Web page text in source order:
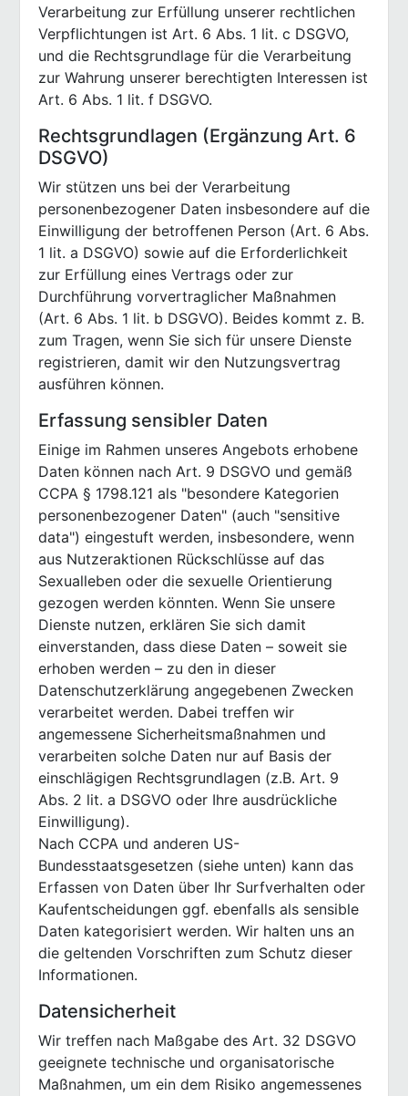
Verarbeitung zur Erfüllung unserer rechtlichen
Verpflichtungen ist Art. 6 Abs. 1 lit. c DSGVO,
und die Rechtsgrundlage für die Verarbeitung
zur Wahrung unserer berechtigten Interessen ist
Art. 6 Abs. 1 lit. f DSGVO.
Rechtsgrundlagen (Ergänzung Art. 6
DSGVO)
Wir stützen uns bei der Verarbeitung
personenbezogener Daten insbesondere auf die
Einwilligung der betroffenen Person (Art. 6 Abs.
1 lit. a DSGVO) sowie auf die Erforderlichkeit
zur Erfüllung eines Vertrags oder zur
Durchführung vorvertraglicher Maßnahmen
(Art. 6 Abs. 1 lit. b DSGVO). Beides kommt z. B.
zum Tragen, wenn Sie sich für unsere Dienste
registrieren, damit wir den Nutzungsvertrag
ausführen können.
Erfassung sensibler Daten
Einige im Rahmen unseres Angebots erhobene
Daten können nach Art. 9 DSGVO und gemäß
CCPA § 1798.121 als "besondere Kategorien
personenbezogener Daten" (auch "sensitive
data") eingestuft werden, insbesondere, wenn
aus Nutzeraktionen Rückschlüsse auf das
Sexualleben oder die sexuelle Orientierung
gezogen werden könnten. Wenn Sie unsere
Dienste nutzen, erklären Sie sich damit
einverstanden, dass diese Daten – soweit sie
erhoben werden – zu den in dieser
Datenschutzerklärung angegebenen Zwecken
verarbeitet werden. Dabei treffen wir
angemessene Sicherheitsmaßnahmen und
verarbeiten solche Daten nur auf Basis der
einschlägigen Rechtsgrundlagen (z.B. Art. 9
Abs. 2 lit. a DSGVO oder Ihre ausdrückliche
Einwilligung).
Nach CCPA und anderen US-
Bundesstaatsgesetzen (siehe unten) kann das
Erfassen von Daten über Ihr Surfverhalten oder
Kaufentscheidungen ggf. ebenfalls als sensible
Daten kategorisiert werden. Wir halten uns an
die geltenden Vorschriften zum Schutz dieser
Informationen.
Datensicherheit
Wir treffen nach Maßgabe des Art. 32 DSGVO
geeignete technische und organisatorische
Maßnahmen, um ein dem Risiko angemessenes